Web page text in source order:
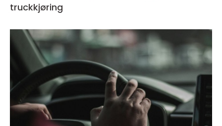
truckkjøring